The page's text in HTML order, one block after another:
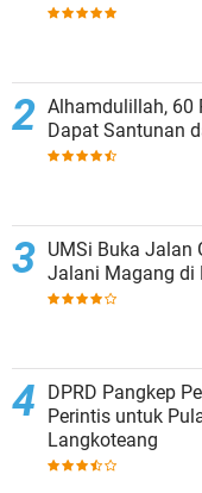
Alhamdulillah, 60
Dapat Santunan
UMSi Buka Jalan
Jalani Magang di
DPRD Pangkep
Perintis untuk
Langkoteang